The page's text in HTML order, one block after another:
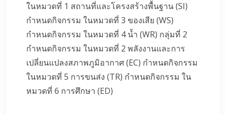
ในหมวดที่ 1 สถานที่และโครงสร้างพื้นฐาน (SI)
กำหนดกิจกรรม ในหมวดที่ 3 ของเสีย (WS)
กำหนดกิจกรรม ในหมวดที่ 4 น้ำ (WR) กลุ่มที่ 2
กำหนดกิจกรรม ในหมวดที่ 2 พลังงานและการ
เปลี่ยนแปลงสภาพภูมิอากาศ (EC) กำหนดกิจกรรม
ในหมวดที่ 5 การขนส่ง (TR) กำหนดกิจกรรม ใน
หมวดที่ 6 การศึกษา (ED)